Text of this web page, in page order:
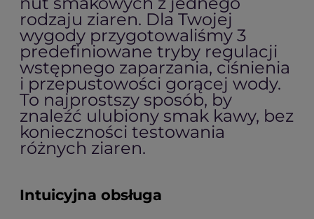
rodzaju ziaren. Dla Twojej
wygody przygotowaliśmy 3
predefiniowane tryby regulacji
wstępnego zaparzania, ciśnienia
i przepustowości gorącej wody.
To najprostszy sposób, by
znaleźć ulubiony smak kawy, bez
konieczności testowania
różnych ziaren.
Intuicyjna obsługa